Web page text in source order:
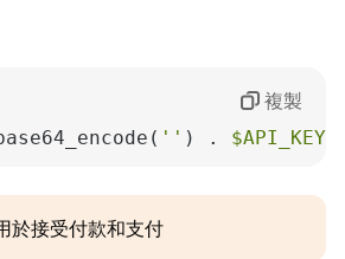
'' ) . $API_KEY
複製
於接受付款和支付